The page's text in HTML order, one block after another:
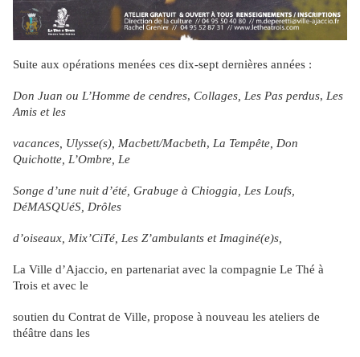
Suite aux opérations menées ces dix-sept dernières années :
Don Juan ou L’Homme de cendres, Collages, Les Pas perdus, Les
Amis et les
vacances, Ulysse(s), Macbett/Macbeth, La Tempête, Don
Quichotte, L’Ombre, Le
Songe d’une nuit d’été, Grabuge à Chioggia, Les Loufs,
DéMASQUéS, Drôles
d’oiseaux, Mix’CiTé, Les Z’ambulants et Imaginé(e)s,
La Ville d’Ajaccio, en partenariat avec la compagnie Le Thé à
Trois et avec le
soutien du Contrat de Ville, propose à nouveau les ateliers de
théâtre dans les